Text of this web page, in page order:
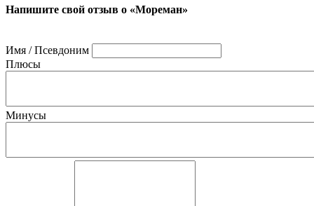
Напишите свой отзыв о «Мореман»
Имя / Псевдоним
Плюсы
Минусы